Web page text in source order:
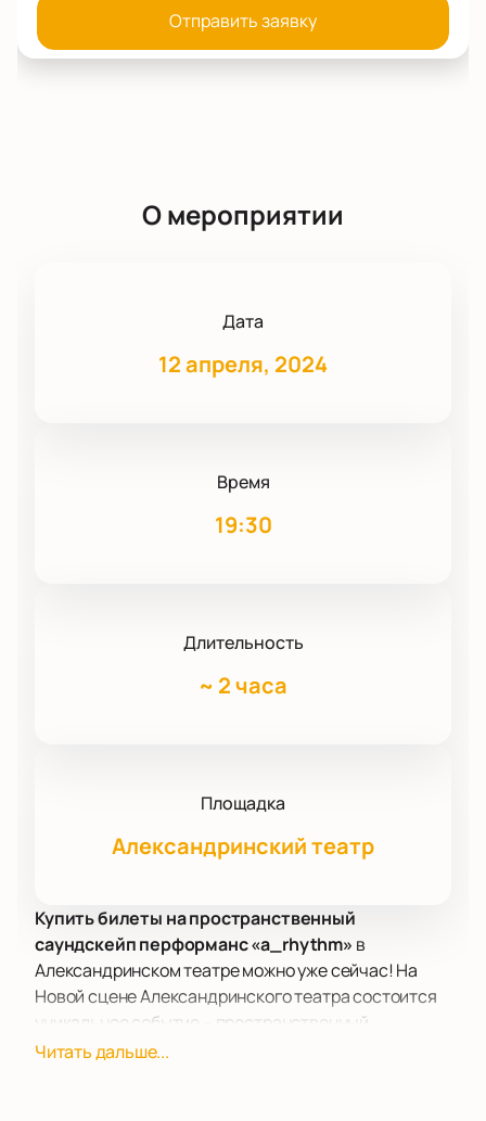
Отправить заявку
О мероприятии
Дата
12 апреля, 2024
Время
19:30
Длительность
~ 2 часа
Площадка
Александринский театр
Купить билеты на пространственный
саундскейп перформанс «a_rhythm» в
Александринском театре можно уже сейчас! На
Новой сцене Александринского театра состоится
уникальное событие – пространственный
саундскейп перформанс «α_rhythm», созданный
Читать дальше...